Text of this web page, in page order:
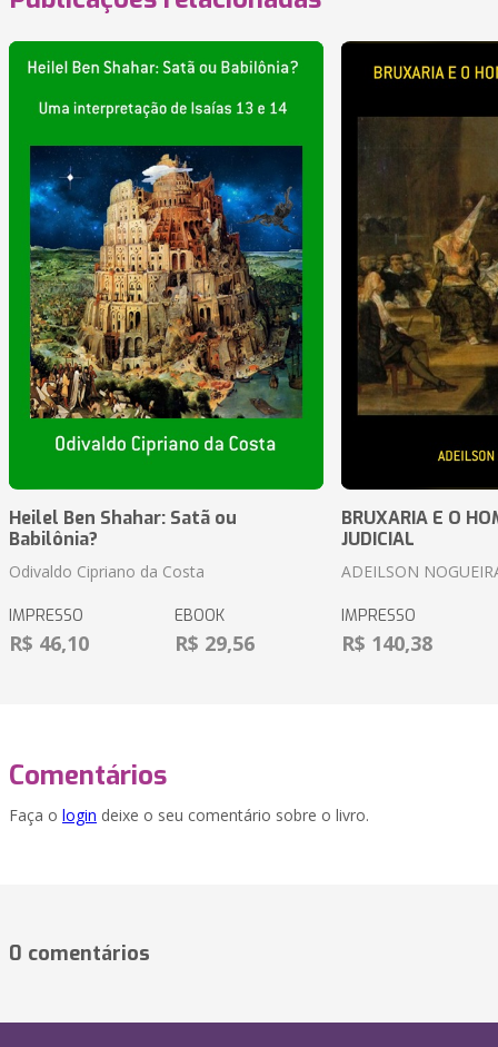
Heilel Ben Shahar: Satã ou
Babilônia?
Odivaldo Cipriano da Costa
IMPRESSO
R$ 46,10
EBOOK
R$ 29,56
BRUXARIA E O
JUDICIAL
ADEILSON
IMPRESSO
R$ 140,38
Comentários
Faça o login deixe o seu comentário sobre o livro.
0 comentários